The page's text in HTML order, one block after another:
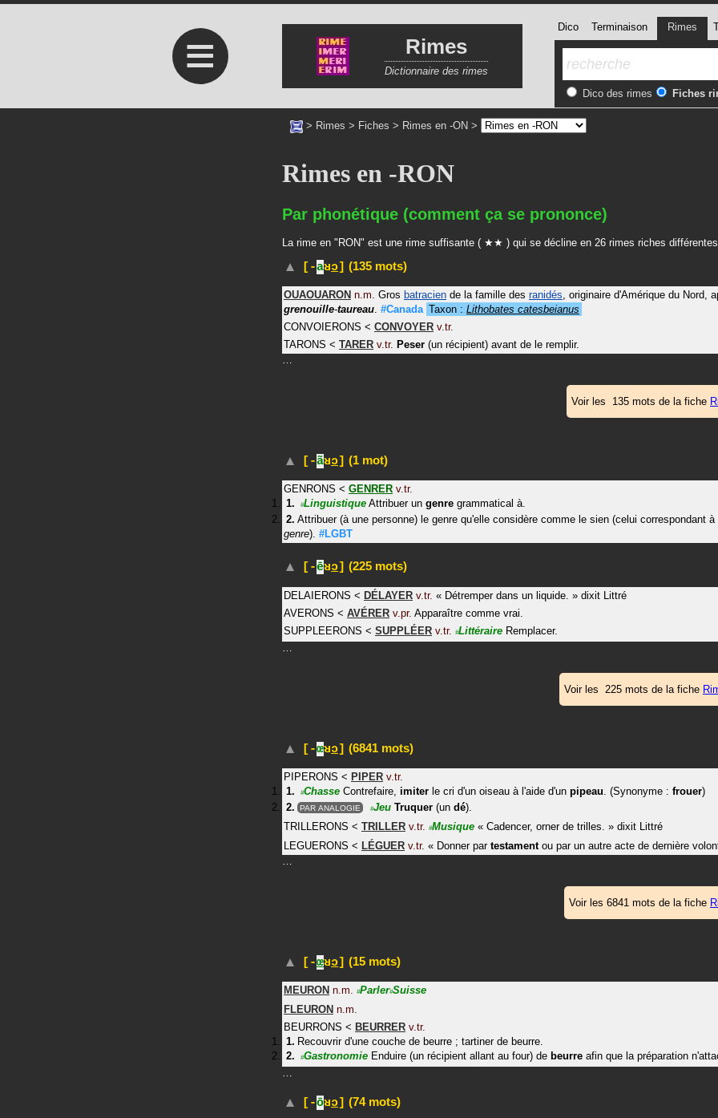
≡ Rimes
Dictionnaire des rimes
Dico Terminaison Rimes
Dico des rimes Fiches
> Rimes > Fiches > Rimes en -ON >
Rimes en -RON
Par phonétique (comment ça se prononce)
La rime en "RON" est une rime suffisante ( ★★ ) qui se décline en 26 rimes riches différentes
[-aʁɔ] (135 mots)
OUAOUARON n.m. Gros batracien de la famille des ranidés, originaire d'Amérique du Nord,
grenouille-taureau. #Canada Taxon : Lithobates catesbeianus
CONVOIERONS < CONVOYER v.tr.
TARONS < TARER v.tr. Peser (un récipient) avant de le remplir.
…
Voir les 135 mots de la fiche
[-ãʁɔ] (1 mot)
GENRONS < GENRER v.tr.
#Linguistique Attribuer un genre grammatical à.
Attribuer (à une personne) le genre qu'elle considère comme le sien (celui correspondant à
genre). #LGBT
[-ēʁɔ] (225 mots)
DELAIERONS < DÉLAYER v.tr. « Détremper dans un liquide. » dixit Littré
AVERONS < AVÉRER v.pr. Apparaître comme vrai.
SUPPLEERONS < SUPPLÉER v.tr. #Littéraire Remplacer.
Voir les 225 mots de la fiche
[-œʁɔ] (6841 mots)
PIPERONS < PIPER v.tr.
#Chasse Contrefaire, imiter le cri d'un oiseau à l'aide d'un pipeau . (Synonyme : frouer)
PAR ANALOGIE #Jeu Truquer (un dé).
TRILLERONS < TRILLER v.tr. #Musique « Cadencer, orner de trilles. » dixit
Littré
LEGUERONS < LÉGUER v.tr. « Donner par testament ou par un autre acte de dernière
Voir les 6841 mots de la fiche
[-œʁɔ] (15 mots)
MEURON n.m. #Parler#Suisse
FLEURON n.m.
BEURRONS < BEURRER v.tr.
Recouvrir d'une couche de beurre ; tartiner de beurre.
#Gastronomie Enduire (un récipient allant au four) de beurre afin que la préparation
…
[-ōʁɔ] (74 mots)